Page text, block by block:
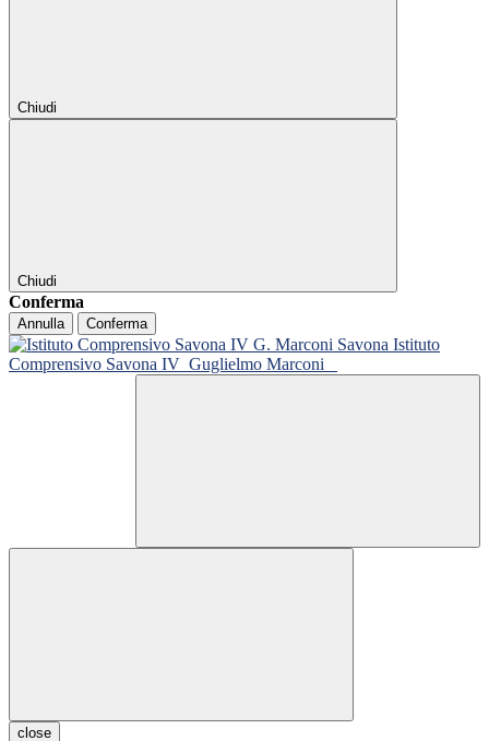
Chiudi
Chiudi
Conferma
Annulla Conferma
Istituto
Comprensivo Savona IV Guglielmo Marconi
close